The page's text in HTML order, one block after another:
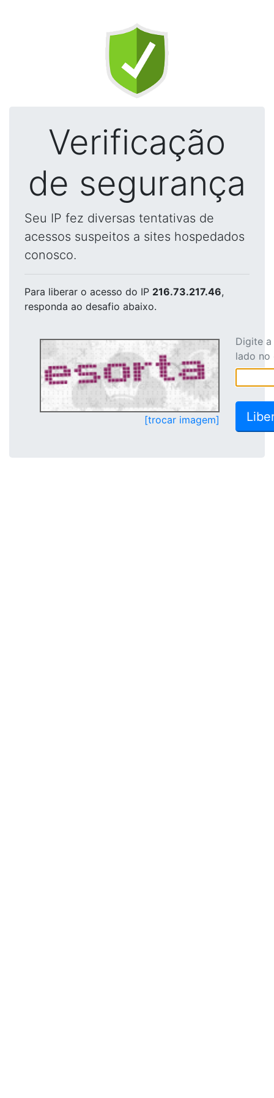
Verificação
de segurança
Seu IP fez diversas tentativas de
acessos suspeitos a sites hospedados
conosco.
Para liberar o acesso do IP 216.73.217.46,
responda ao desafio abaixo.
[trocar imagem]
Digite
lado no